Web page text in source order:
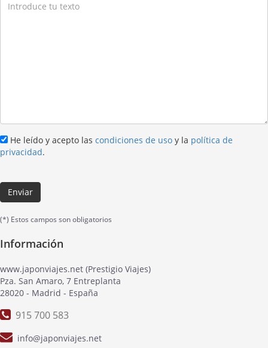
He leído y acepto las condiciones de uso y la política de
privacidad.
Enviar
(*) Estos campos son obligatorios
Información
www.japonviajes.net (Prestigio Viajes)
Pza. San Amaro, 7 Entreplanta
28020 - Madrid - España
915 700 583
info@japonviajes.net